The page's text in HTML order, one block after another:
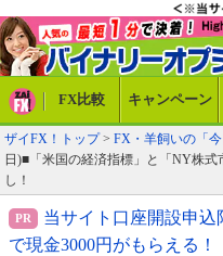
FX比較 キャンペーン
ザイFX！トップ> FX・羊飼いの「今
日)■「米国の経済指標」と「NY株
し！
当サイト口座開設申
で現金3000円がもらえる！